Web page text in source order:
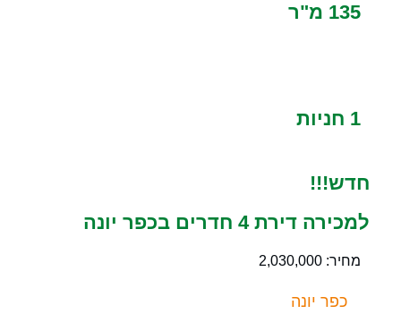
135 מ"ר
1 חניות
חדש!!!
למכירה דירת 4 חדרים בכפר יונה
מחיר: 2,030,000
כפר יונה